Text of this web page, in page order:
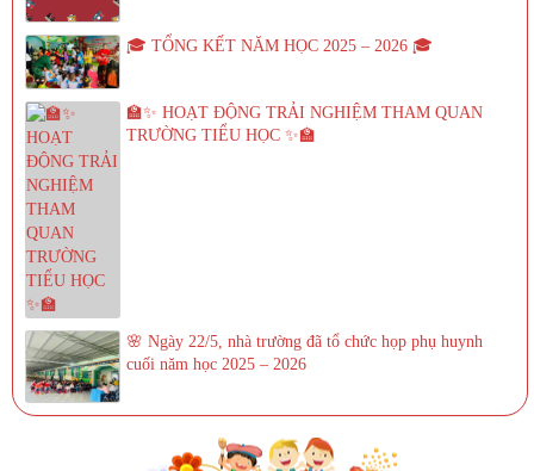
🎓 TỔNG KẾT NĂM HỌC 2025 – 2026 🎓
🏫✨ HOẠT ĐỘNG TRẢI NGHIỆM THAM QUAN
TRƯỜNG TIỂU HỌC ✨🏫
🌸 Ngày 22/5, nhà trường đã tổ chức họp phụ huynh
cuối năm học 2025 – 2026